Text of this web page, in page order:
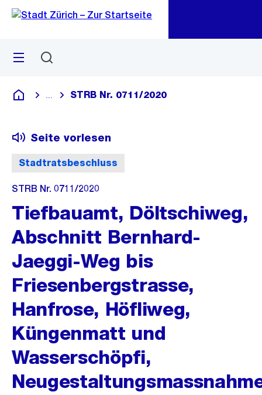
Navigation
Sprunglink
Menü
Deutsch
Blende alle Breadcrumbs ein
STRB Nr. 0711/2020
Stadtratsbeschluss
Seite vorlesen
STRB Nr. 0711/2020
Tiefbauamt, Döltschiweg,
Abschnitt Bernhard-
Jaeggi-Weg bis
Friesenbergstrasse,
Hanfrose, Höfliweg,
Küngenmatt und
Wasserschöpfi,